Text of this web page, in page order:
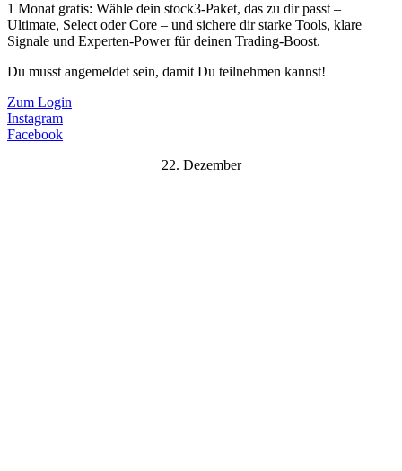
1 Monat gratis: Wähle dein stock3-Paket, das zu dir passt –
Ultimate, Select oder Core – und sichere dir starke Tools, klare
Signale und Experten-Power für deinen Trading-Boost.
Du musst angemeldet sein, damit Du teilnehmen kannst!
Zum Login
Instagram
Facebook
22. Dezember